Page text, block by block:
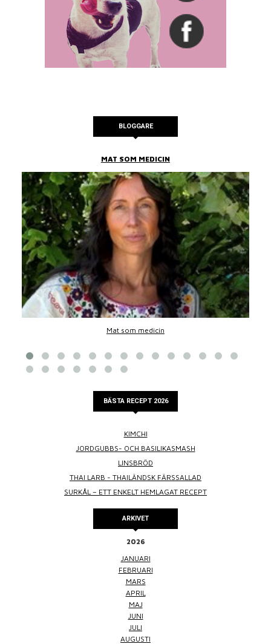
BLOGGARE
MAT SOM MEDICIN
Mat som medicin
BÄSTA RECEPT 2026
KIMCHI
JORDGUBBS- OCH BASILIKASMASH
LINSBRÖD
THAI LARB - THAILÄNDSK FÄRSSALLAD
SURKÅL – ETT ENKELT HEMLAGAT RECEPT
ARKIVET
2026
JANUARI
FEBRUARI
MARS
APRIL
MAJ
JUNI
JULI
AUGUSTI